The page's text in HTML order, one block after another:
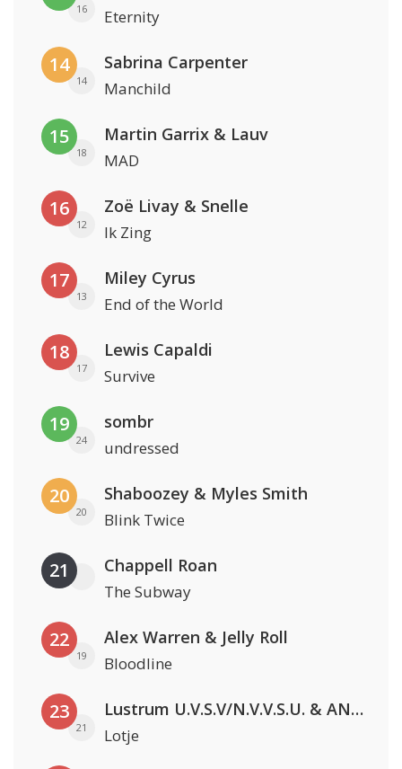
16 Eternity
14
14
Sabrina Carpenter
Manchild
15
18
Martin Garrix & Lauv
MAD
16
12
Zoë Livay & Snelle
Ik Zing
17
13
Miley Cyrus
End of the World
18
17
Lewis Capaldi
Survive
19
24
sombr
undressed
20
20
Shaboozey & Myles Smith
Blink Twice
21 Chappell Roan
The Subway
22
19
Alex Warren & Jelly Roll
Bloodline
23
21
Lustrum U.V.S.V/N.V.V.S.U. & ANNO ONS & Jopke van Dobbenburgh & Roeland Beelen
Lotje